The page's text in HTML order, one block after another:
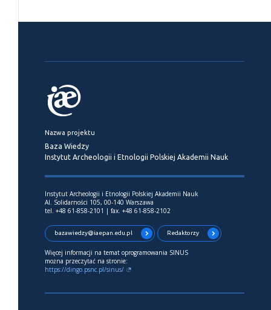
Nazwa projektu
Baza Wiedzy
Instytut Archeologii i Etnologii Polskiej Akademii Nauk
Instytut Archeologii i Etnologii Polskiej Akademii Nauk
Al. Solidarności 105, 00-140 Warszawa
tel. +48 61-858-2101 | fax. +48 61-858-2102
bazawiedzy@iaepan.edu.pl Redaktorzy
Więcej informacji na temat oprogramowania SINUS
można przeczytać na stronie:
https://dingo.psnc.pl/sinus/